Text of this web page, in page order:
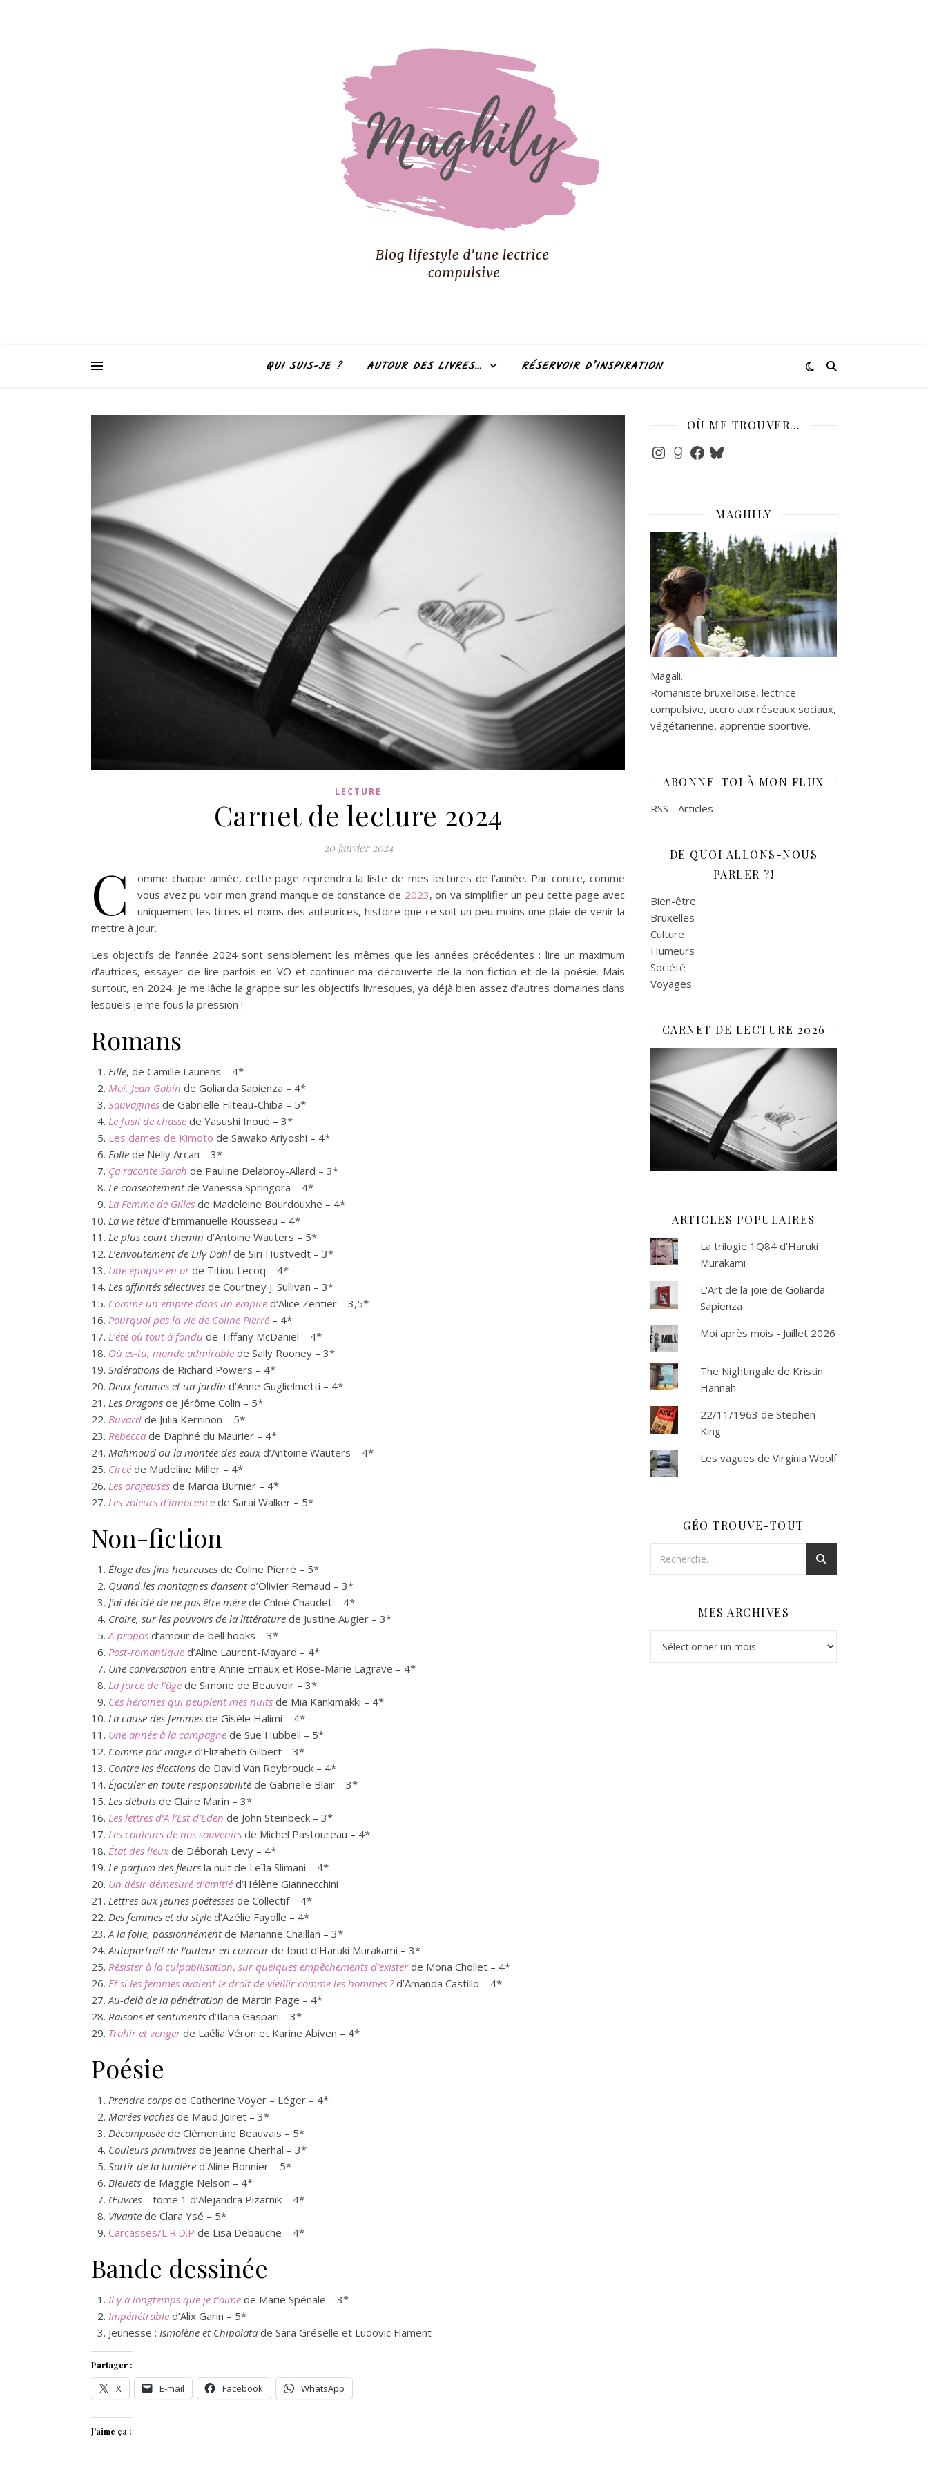
QUI SUIS-JE ? AUTOUR DES LIVRES… RÉSERVOIR D’INSPIRATION
LECTURE
Carnet de lecture 2024
20 janvier 2024
C
omme chaque année, cette page reprendra la liste de mes lectures de l’année. Par contre, comme
vous avez pu voir mon grand manque de constance de 2023, on va simplifier un peu cette page avec
uniquement les titres et noms des auteurices, histoire que ce soit un peu moins une plaie de venir la
mettre à jour.
Les objectifs de l’année 2024 sont sensiblement les mêmes que les années précédentes : lire un maximum
d’autrices, essayer de lire parfois en VO et continuer ma découverte de la non-fiction et de la poésie. Mais
surtout, en 2024, je me lâche la grappe sur les objectifs livresques, ya déjà bien assez d’autres domaines dans
lesquels je me fous la pression !
Romans
Fille, de Camille Laurens – 4*
Moi, Jean Gabin de Goliarda Sapienza – 4*
Sauvagines de Gabrielle Filteau-Chiba – 5*
Le fusil de chasse de Yasushi Inoué – 3*
Les dames de Kimoto de Sawako Ariyoshi – 4*
Folle de Nelly Arcan – 3*
Ça raconte Sarah de Pauline Delabroy-Allard – 3*
Le consentementde Vanessa Springora – 4*
La Femme de Gilles de Madeleine Bourdouxhe – 4*
La vie têtue d’Emmanuelle Rousseau – 4*
Le plus court chemin d’Antoine Wauters – 5*
L’envoutement de Lily Dahl de Siri Hustvedt – 3*
Une époque en orde Titiou Lecoq – 4*
Les affinités sélectives de Courtney J. Sullivan – 3*
Comme un empire dans un empire d’Alice Zentier – 3,5*
Pourquoi pas la vie de Coline Pierré – 4*
L’été où tout à fondu de Tiffany McDaniel – 4*
Où es-tu, monde admirable de Sally Rooney – 3*
Sidérations de Richard Powers – 4*
Deux femmes et un jardin d’Anne Guglielmetti – 4*
Les Dragons de Jérôme Colin – 5*
Buvard de Julia Kerninon – 5*
Rebecca de Daphné du Maurier – 4*
Mahmoud ou la montée des eauxd’Antoine Wauters – 4*
Circé de Madeline Miller – 4*
Les orageuses de Marcia Burnier – 4*
Les voleurs d’innocence de Sarai Walker – 5*
Non-fiction
Éloge des fins heureuses de Coline Pierré – 5*
Quand les montagnes dansentd’Olivier Remaud – 3*
J’ai décidé de ne pas être mère de Chloé Chaudet – 4*
Croire, sur les pouvoirs de la littérature de Justine Augier – 3*
A propos d’amour de bell hooks – 3*
Post-romantique d’Aline Laurent-Mayard – 4*
Une conversation entre Annie Ernaux et Rose-Marie Lagrave – 4*
La force de l’âge de Simone de Beauvoir – 3*
Ces héroïnes qui peuplent mes nuits de Mia Kankimakki – 4*
La cause des femmes de Gisèle Halimi – 4*
Une année à la campagne de Sue Hubbell – 5*
Comme par magie d’Elizabeth Gilbert – 3*
Contre les élections de David Van Reybrouck – 4*
Éjaculer en toute responsabilité de Gabrielle Blair – 3*
Les débuts de Claire Marin – 3*
Les lettres d’A l’Est d’Eden de John Steinbeck – 3*
Les couleurs de nos souvenirs de Michel Pastoureau – 4*
État des lieuxde Déborah Levy – 4*
Le parfum des fleurs la nuit de Leïla Slimani – 4*
Un désir démesuré d’amitié d’Hélène Giannecchini
Lettres aux jeunes poétesses de Collectif – 4*
Des femmes et du style d’Azélie Fayolle – 4*
A la folie, passionnémentde Marianne Chaillan – 3*
Autoportrait de l’auteur en coureurde fond d’Haruki Murakami – 3*
Résister à la culpabilisation, sur quelques empêchements d’existerde Mona Chollet – 4*
Et si les femmes avaient le droit de vieillir comme les hommes ?d’Amanda Castillo – 4*
Au-delà de la pénétration de Martin Page – 4*
Raisons et sentiments d’Ilaria Gaspari – 3*
Trahir et vengerde Laélia Véron et Karine Abiven – 4*
Poésie
Prendre corps de Catherine Voyer – Léger – 4*
Marées vaches de Maud Joiret – 3*
Décomposée de Clémentine Beauvais – 5*
Couleurs primitives de Jeanne Cherhal – 3*
Sortir de la lumière d’Aline Bonnier – 5*
Bleuets de Maggie Nelson – 4*
Œuvres – tome 1 d’Alejandra Pizarnik – 4*
Vivante de Clara Ysé – 5*
Carcasses/L.R.D.P de Lisa Debauche – 4*
Bande dessinée
Il y a longtemps que je t’aime de Marie Spénale – 3*
Impénétrable d’Alix Garin – 5*
Jeunesse : Ismolène et Chipolata de Sara Gréselle et Ludovic Flament
Partager :
X E-mail Facebook WhatsApp
J’aime ça :
OÙ ME TROUVER…
Instagram
Goodreads
Facebook
Bluesky
MAGHILY
Magali.
Romaniste bruxelloise, lectrice
compulsive, accro aux réseaux sociaux,
végétarienne, apprentie sportive.
ABONNE-TOI À MON FLUX
RSS - Articles
DE QUOI ALLONS-NOUS
PARLER ?!
Bien-être
Bruxelles
Culture
Humeurs
Société
Voyages
CARNET DE LECTURE 2026
ARTICLES POPULAIRES
La trilogie 1Q84 d'Haruki
Murakami
L'Art de la joie de Goliarda
Sapienza
Moi après mois - Juillet 2026
The Nightingale de Kristin
Hannah
22/11/1963 de Stephen
King
Les vagues de Virginia Woolf
GÉO TROUVE-TOUT
MES ARCHIVES